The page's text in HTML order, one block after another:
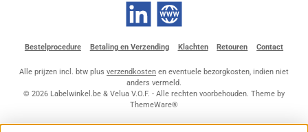
LinkedIn Website
Bestelprocedure Betaling en Verzending Klachten Retouren Contact
Alle prijzen incl. btw plus verzendkosten en eventuele bezorgkosten, indien niet
anders vermeld.
© 2026 Labelwinkel.be & Velua V.O.F. - Alle rechten voorbehouden. Theme by
ThemeWare®